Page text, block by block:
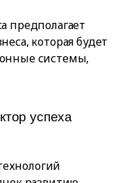
предполагает
которая будет
системы,
успеха